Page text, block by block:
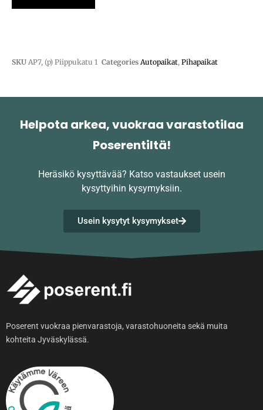
SKU AP7, (p) Piippukatu 1 Categories Autopaikat, Pihapaikat
Helpota arkea, vuokraa varastotilaa
Poserentiltä!
Heräsikö kysyttävää? Katso vastaukset usein
kysyttyihin kysymyksiin.
Usein kysytyt kysymykset
Poserent vuokraa pienvarastoja, varastohuoneita sekä muita
kohteita Jyväskylässä.